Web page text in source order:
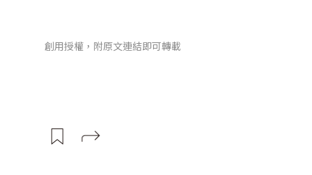
創用授權，附原文連結即可轉載